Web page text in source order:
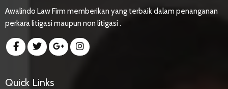
Awalindo Law Firm memberikan yang terbaik dalam penanganan
perkara litigasi maupun non litigasi .
Quick Links